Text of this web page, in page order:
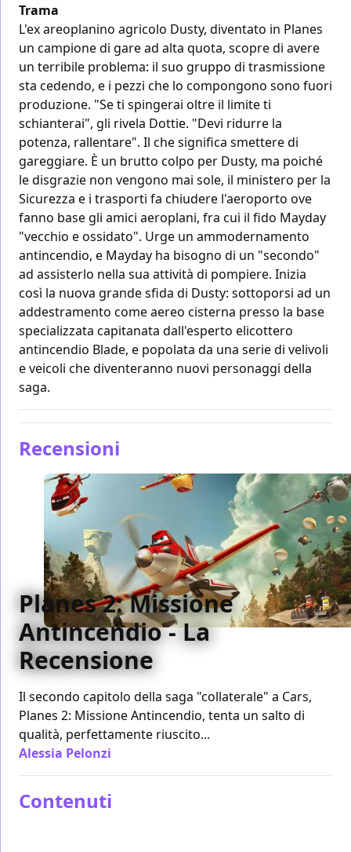
Trama
L'ex areoplanino agricolo Dusty, diventato in Planes
un campione di gare ad alta quota, scopre di avere
un terribile problema: il suo gruppo di trasmissione
sta cedendo, e i pezzi che lo compongono sono fuori
produzione. "Se ti spingerai oltre il limite ti
schianterai", gli rivela Dottie. "Devi ridurre la
potenza, rallentare". Il che significa smettere di
gareggiare. È un brutto colpo per Dusty, ma poiché
le disgrazie non vengono mai sole, il ministero per la
Sicurezza e i trasporti fa chiudere l'aeroporto ove
fanno base gli amici aeroplani, fra cui il fido Mayday
"vecchio e ossidato". Urge un ammodernamento
antincendio, e Mayday ha bisogno di un "secondo"
ad assisterlo nella sua attività di pompiere. Inizia
così la nuova grande sfida di Dusty: sottoporsi ad un
addestramento come aereo cisterna presso la base
specializzata capitanata dall'esperto elicottero
antincendio Blade, e popolata da una serie di velivoli
e veicoli che diventeranno nuovi personaggi della
saga.
Recensioni
Planes 2: Missione
Antincendio - La
Recensione
Il secondo capitolo della saga "collaterale" a Cars,
Planes 2: Missione Antincendio, tenta un salto di
qualità, perfettamente riuscito...
Alessia Pelonzi
Contenuti